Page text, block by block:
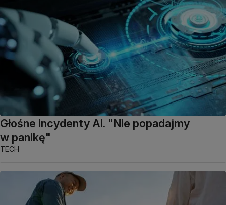
Głośne incydenty AI. "Nie popadajmy
w panikę"
TECH